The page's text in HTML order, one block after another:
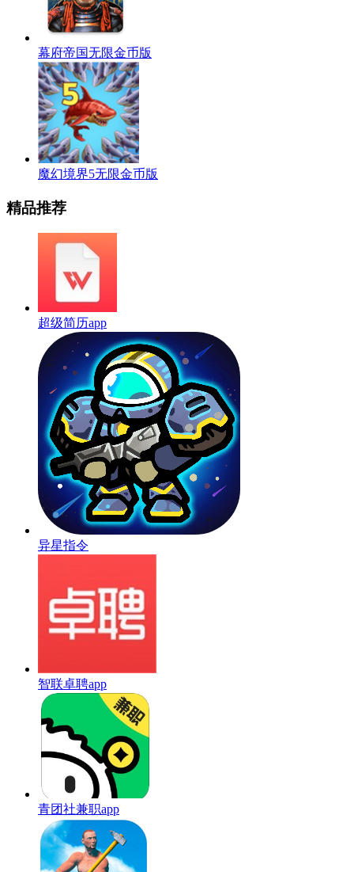
幕府帝国无限金币版
魔幻境界5无限金币版
精品推荐
超级简历app
异星指令
智联卓聘app
青团社兼职app